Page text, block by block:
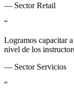
— Sector Retail
“
Logramos capacitar
nivel de los
— Sector Servicios
“